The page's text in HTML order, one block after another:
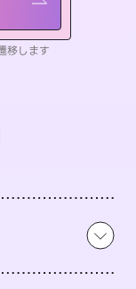
移します